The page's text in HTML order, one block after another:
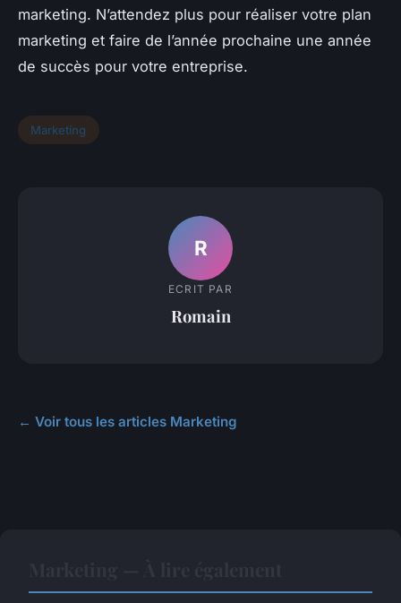
marketing. N’attendez plus pour réaliser votre plan
marketing et faire de l’année prochaine une année
de succès pour votre entreprise.
Marketing
R
ECRIT PAR
Romain
← Voir tous les articles Marketing